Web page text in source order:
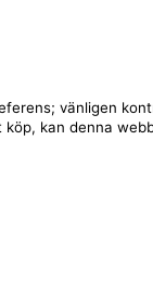
vänligen
kan denna